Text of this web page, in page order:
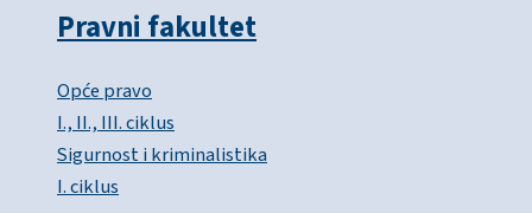
Pravni fakultet
Opće pravo
I., II., III. ciklus
Sigurnost i kriminalistika
I. ciklus